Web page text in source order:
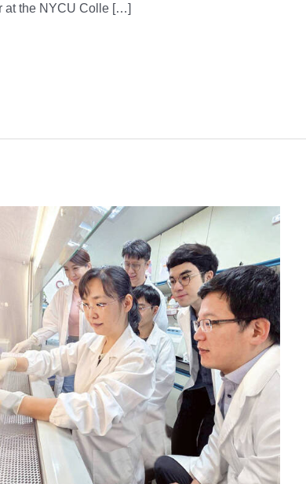
at the NYCU Colle […]